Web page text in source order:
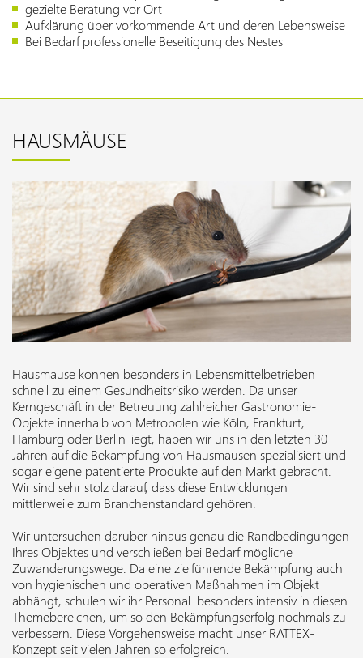
gezielte Beratung vor Ort
Aufklärung über vorkommende Art und deren Lebensweise
Bei Bedarf professionelle Beseitigung des Nestes
HAUSMÄUSE
Hausmäuse können besonders in Lebensmittelbetrieben
schnell zu einem Gesundheitsrisiko werden. Da unser
Kerngeschäft in der Betreuung zahlreicher Gastronomie-
Objekte innerhalb von Metropolen wie Köln, Frankfurt,
Hamburg oder Berlin liegt, haben wir uns in den letzten 30
Jahren auf die Bekämpfung von Hausmäusen spezialisiert und
sogar eigene patentierte Produkte auf den Markt gebracht.
Wir sind sehr stolz darauf, dass diese Entwicklungen
mittlerweile zum Branchenstandard gehören.
Wir untersuchen darüber hinaus genau die Randbedingungen
Ihres Objektes und verschließen bei Bedarf mögliche
Zuwanderungswege. Da eine zielführende Bekämpfung auch
von hygienischen und operativen Maßnahmen im Objekt
abhängt, schulen wir ihr Personal besonders intensiv in diesen
Themebereichen, um so den Bekämpfungserfolg nochmals zu
verbessern. Diese Vorgehensweise macht unser RATTEX-
Konzept seit vielen Jahren so erfolgreich.